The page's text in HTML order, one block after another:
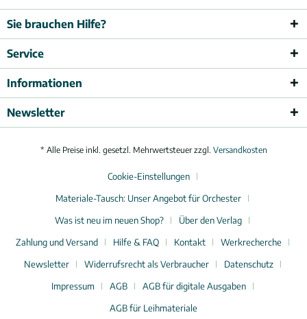
Sie brauchen Hilfe?
Service
Informationen
Newsletter
* Alle Preise inkl. gesetzl. Mehrwertsteuer zzgl. Versandkosten
Cookie-Einstellungen
Materiale-Tausch: Unser Angebot für Orchester
Was ist neu im neuen Shop?
Über den Verlag
Zahlung und Versand
Hilfe & FAQ Kontakt
Werkrecherche
Newsletter
Widerrufsrecht als Verbraucher
Datenschutz
Impressum
AGB
AGB für digitale Ausgaben
AGB für Leihmateriale